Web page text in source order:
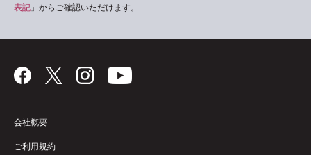
表記 」からご確認いただけます。
会社概要
ご利用規約